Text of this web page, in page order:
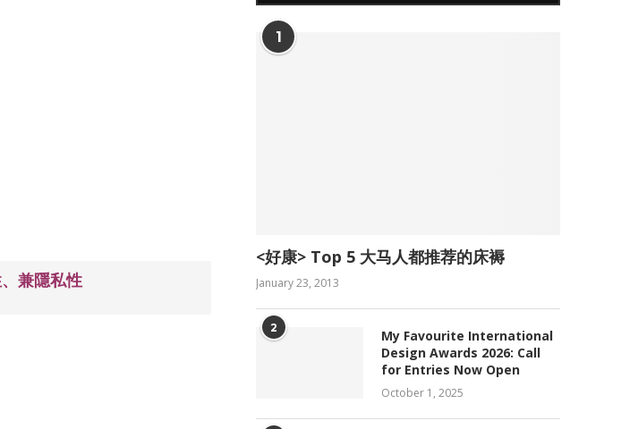
兼隱私性
1
<好康> Top 5 大马人都推荐的床褥
January 23, 2013
2
My Favourite International
Design Awards 2026: Call
for Entries Now Open
October 1, 2025